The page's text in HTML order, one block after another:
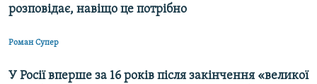
розповідає, навіщо це потрібно
Роман Супер
У Росії вперше за 16 років після закінчення «великої